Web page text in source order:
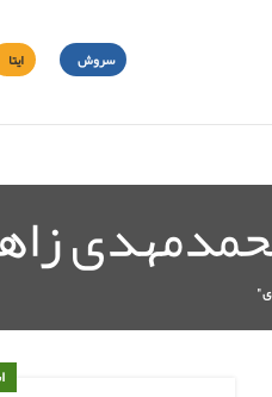
سروش ایتا